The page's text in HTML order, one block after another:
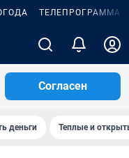
ТЕЛЕПРОГРАММА
Согласен
деньги Теплые и